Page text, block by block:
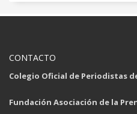
CONTACTO
Colegio Oficial de Periodistas
Fundación Asociación de la